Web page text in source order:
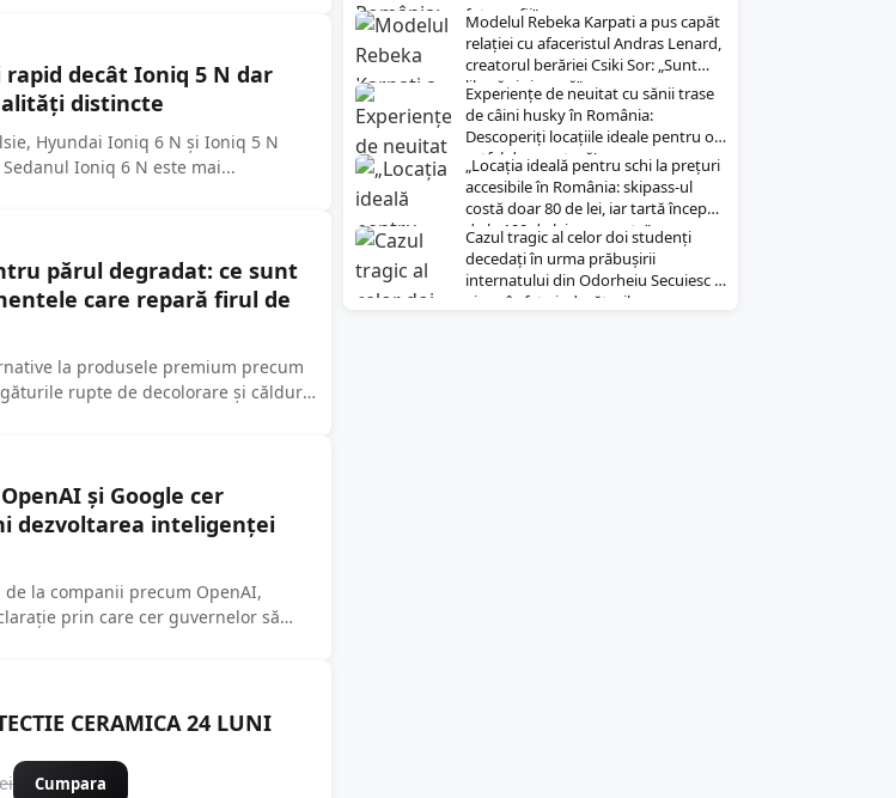
decât Ioniq 5 N dar
distincte
Hyundai Ioniq 6 N și Ioniq 5 N
Ioniq 6 N este mai...
părul degradat: ce sunt
care repară firul de
la produsele premium precum
rupte de decolorare și căldură.
și Google cer
dezvoltarea inteligenței
la companii precum OpenAI,
prin care cer guvernelor să
CERAMICA 24 LUNI
Cumpara
fotografii”
Modelul Rebeka Karpati a pus capăt
relației cu afaceristul Andras Lenard,
creatorul berăriei Csiki Sor: „Sunt
liberă și singură”
Experiențe de neuitat cu sănii trase
de câini husky în România:
Descoperiți locațiile ideale pentru o
astfel de aventură!
„Locația ideală pentru schi la prețuri
accesibile în România: skipass-ul
costă doar 80 de lei, iar tartă începe
de la 100 de lei pe noapte”
Cazul tragic al celor doi studenți
decedați în urma prăbușirii
internatului din Odorheiu Secuiesc a
ajuns în fața judecătorilor